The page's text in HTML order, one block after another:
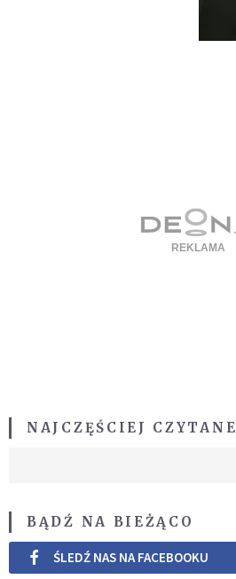
NAJCZĘŚCIEJ CZYTANE
BĄDŹ NA BIEŻĄCO
ŚLEDŹ NAS NA FACEBOOKU